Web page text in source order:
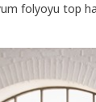
folyoyu top